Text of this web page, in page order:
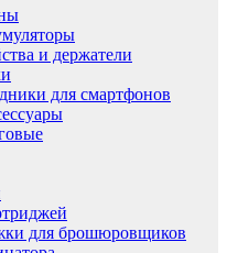
и держатели
для смартфонов
для брошюровщиков